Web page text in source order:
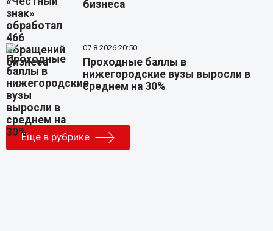
бизнеса
07.8.2026 20:50
Проходные баллы в
нижегородские вузы выросли в
среднем на 30%
Еще в рубрике